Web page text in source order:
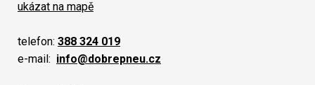
ukázat na mapě
telefon: 388 324 019
e-mail: info@dobrepneu.cz